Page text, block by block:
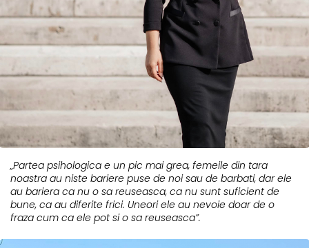
„Partea psihologica e un pic mai grea, femeile din tara
noastra au niste bariere puse de noi sau de barbati, dar ele
au bariera ca nu o sa reuseasca, ca nu sunt suficient de
bune, ca au diferite frici. Uneori ele au nevoie doar de o
fraza cum ca ele pot si o sa reuseasca”.